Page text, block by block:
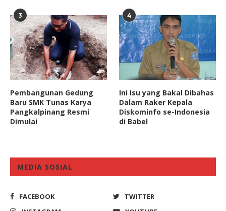
3
Pembangunan Gedung
Baru SMK Tunas Karya
Pangkalpinang Resmi
Dimulai
4
Ini Isu yang Bakal Dibahas
Dalam Raker Kepala
Diskominfo se-Indonesia
di Babel
MEDIA SOSIAL
FACEBOOK
TWITTER